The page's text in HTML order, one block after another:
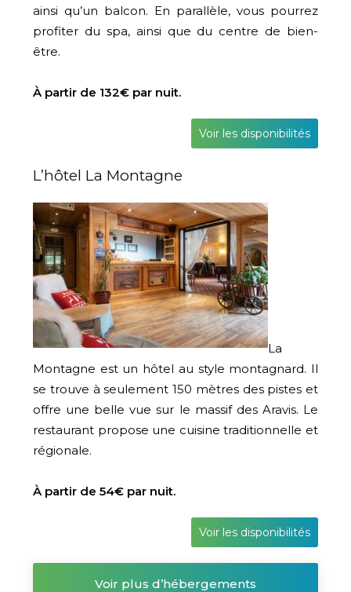
ainsi qu’un balcon. En parallèle, vous pourrez
profiter du spa, ainsi que du centre de bien-
être.
À partir de 132€ par nuit.
Voir les disponibilités
L’hôtel La Montagne
La
Montagne est un hôtel au style montagnard. Il
se trouve à seulement 150 mètres des pistes et
offre une belle vue sur le massif des Aravis. Le
restaurant propose une cuisine traditionnelle et
régionale.
À partir de 54€ par nuit.
Voir les disponibilités
Voir plus d’hébergements